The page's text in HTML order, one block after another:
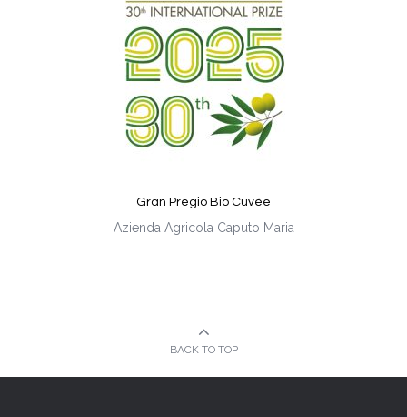
Gran Pregio Bio Cuvèe
Azienda Agricola Caputo Maria
BACK TO TOP